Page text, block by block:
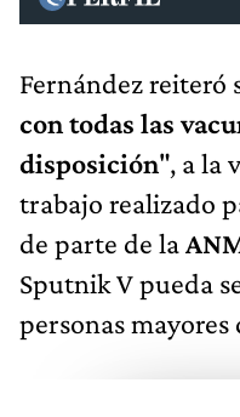
Fernández reiteró
con todas las
disposición", a la
trabajo realizado
de parte de la
Sputnik V pueda
personas mayores